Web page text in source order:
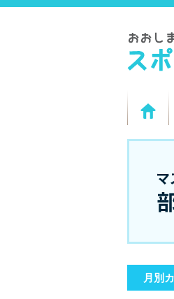
月別